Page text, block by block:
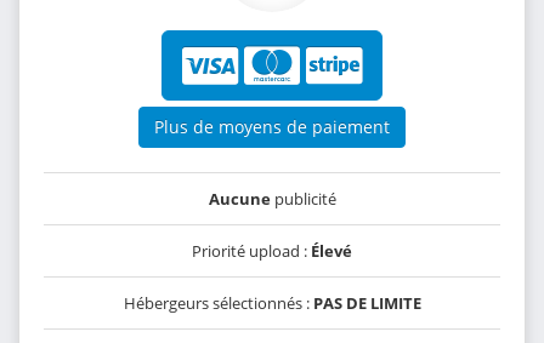
Plus de moyens de paiement
Aucunepublicité
Priorité upload : Élevé
Hébergeurs sélectionnés : PAS DE LIMITE